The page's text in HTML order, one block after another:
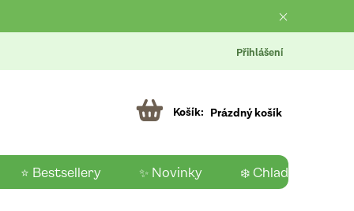
Přihlášení
Prázdný košík
⭐ Bestsellery ✨ Novinky ❄️ Chladící